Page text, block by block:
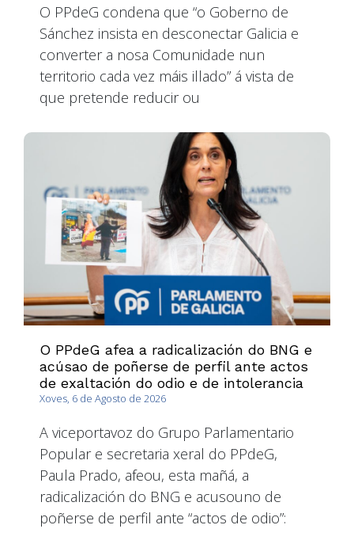
O PPdeG condena que “o Goberno de
Sánchez insista en desconectar Galicia e
converter a nosa Comunidade nun
territorio cada vez máis illado” á vista de
que pretende reducir ou
O PPdeG afea a radicalización do BNG e
acúsao de poñerse de perfil ante actos
de exaltación do odio e de intolerancia
Xoves, 6 de Agosto de 2026
A viceportavoz do Grupo Parlamentario
Popular e secretaria xeral do PPdeG,
Paula Prado, afeou, esta mañá, a
radicalización do BNG e acusouno de
poñerse de perfil ante “actos de odio”: